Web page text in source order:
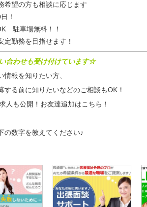
望の方も相談に応じます
！
駐車場無料！！
勤務を目指せます！
合わせも受け付けています☆
情報を知りたい方、
する前に知りたいなどのご相談もOK！
人も公開！お友達追加はこちら！
の数字を教えてください♪